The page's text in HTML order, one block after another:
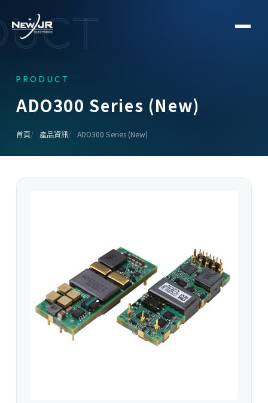
PRODUCT
ADO300 Series (New)
首頁 產品資訊 ADO300 Series (New)